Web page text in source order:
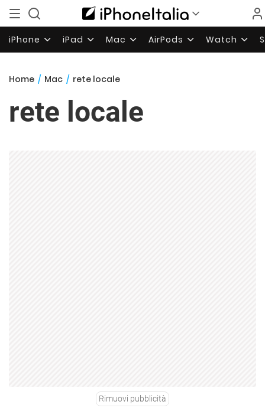
iPhone iPad Mac AirPods Watch
Home / Mac / rete locale
rete locale
Rimuovi pubblicità